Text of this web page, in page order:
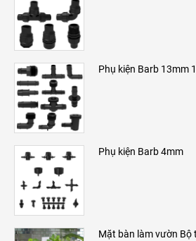
Phụ kiện Barb 13mm
Phụ kiện Barb 4mm
Mặt bàn làm vườn Bộ